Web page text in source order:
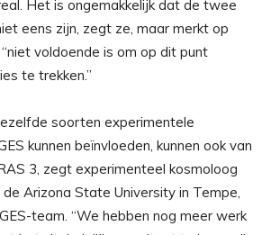
Het is ongemakkelijk dat de twee
eens zijn, zegt ze, maar merkt op
voldoende is om op dit punt
te trekken.”
soorten experimentele
kunnen beïnvloeden, kunnen ook van
3, zegt experimenteel kosmoloog
de Arizona State University in Tempe,
team. “We hebben nog meer werk